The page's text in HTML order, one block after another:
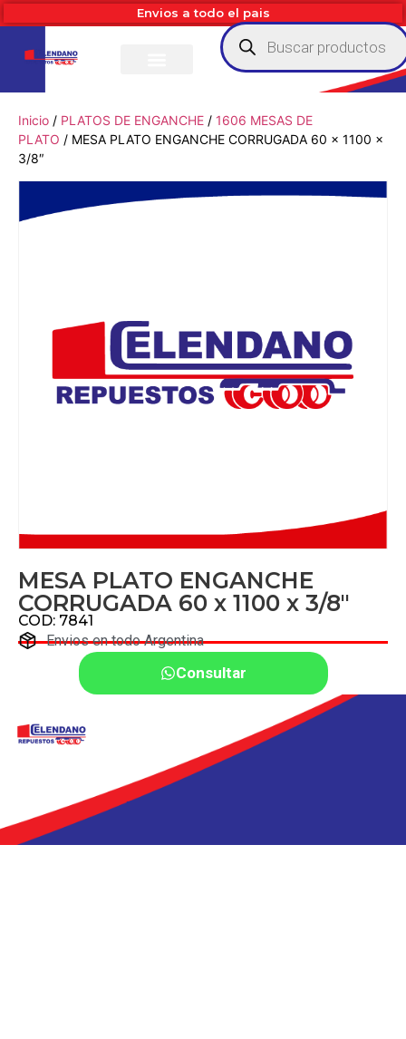
Envios a todo el pais
Inicio / PLATOS DE ENGANCHE / 1606 MESAS DE
PLATO / MESA PLATO ENGANCHE CORRUGADA 60 x 1100 x
3/8″
MESA PLATO ENGANCHE
CORRUGADA 60 x 1100 x 3/8″
COD: 7841
Envios en todo Argentina
Consultar